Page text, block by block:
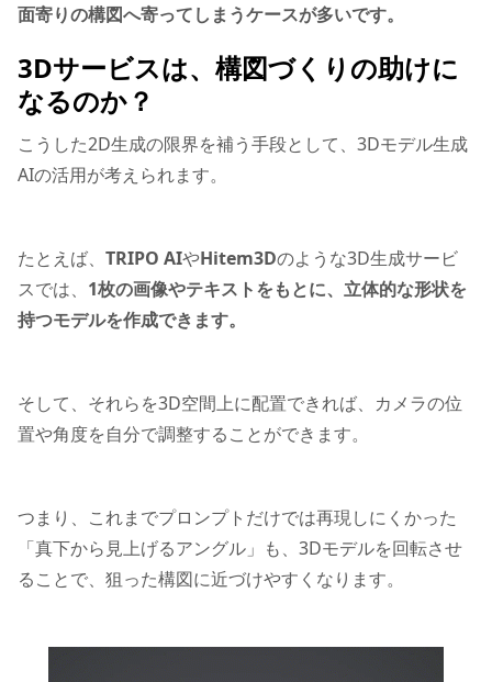
面寄りの構図へ寄ってしまうケースが多いです。
3Dサービスは、構図づくりの助けに
なるのか？
こうした2D生成の限界を補う手段として、3Dモデル生成
AIの活用が考えられます。
たとえば、 TRIPO AIやHitem3Dのような3D生成サービ
スでは、 1枚の画像やテキストをもとに、立体的な形状を
持つモデルを作成できます。
そして、それらを3D空間上に配置できれば、カメラの位
置や角度を自分で調整することができます。
つまり、これまでプロンプトだけでは再現しにくかった
「真下から見上げるアングル」も、3Dモデルを回転させ
ることで、狙った構図に近づけやすくなります。